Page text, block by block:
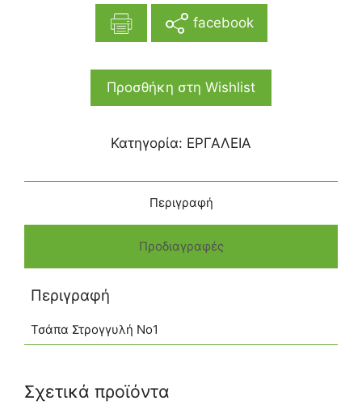
facebook
Προσθήκη στη Wishlist
Κατηγορία: ΕΡΓΑΛΕΙΑ
Περιγραφή
Προδιαγραφές
Περιγραφή
Τσάπα Στρογγυλή Νο1
Σχετικά προϊόντα